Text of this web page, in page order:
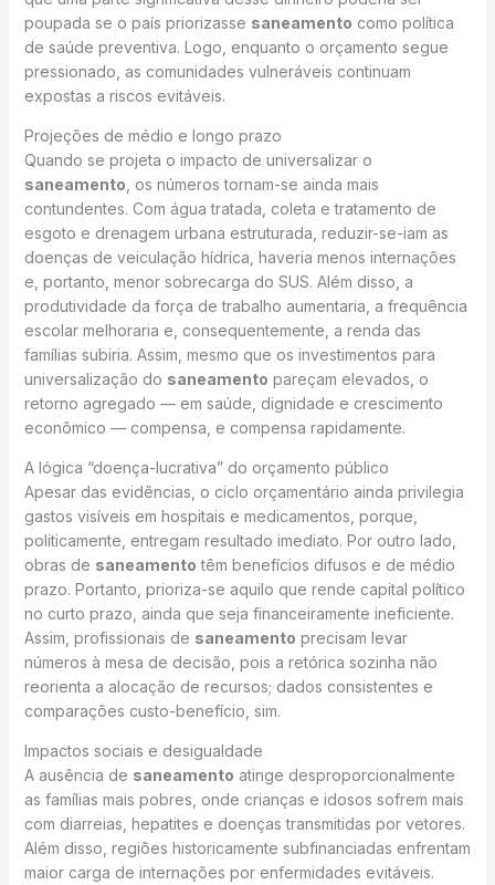
poupada se o país priorizasse saneamento como política
de saúde preventiva. Logo, enquanto o orçamento segue
pressionado, as comunidades vulneráveis continuam
expostas a riscos evitáveis.
Projeções de médio e longo prazo
Quando se projeta o impacto de universalizar o
saneamento , os números tornam-se ainda mais
contundentes. Com água tratada, coleta e tratamento de
esgoto e drenagem urbana estruturada, reduzir-se-iam as
doenças de veiculação hídrica, haveria menos internações
e, portanto, menor sobrecarga do SUS. Além disso, a
produtividade da força de trabalho aumentaria, a frequência
escolar melhoraria e, consequentemente, a renda das
famílias subiria. Assim, mesmo que os investimentos para
universalização do saneamento pareçam elevados, o
retorno agregado — em saúde, dignidade e crescimento
econômico — compensa, e compensa rapidamente.
A lógica “doença-lucrativa” do orçamento público
Apesar das evidências, o ciclo orçamentário ainda privilegia
gastos visíveis em hospitais e medicamentos, porque,
politicamente, entregam resultado imediato. Por outro lado,
obras de saneamento têm benefícios difusos e de médio
prazo. Portanto, prioriza-se aquilo que rende capital político
no curto prazo, ainda que seja financeiramente ineficiente.
Assim, profissionais de saneamento precisam levar
números à mesa de decisão, pois a retórica sozinha não
reorienta a alocação de recursos; dados consistentes e
comparações custo-benefício, sim.
Impactos sociais e desigualdade
A ausência de saneamento atinge desproporcionalmente
as famílias mais pobres, onde crianças e idosos sofrem mais
com diarreias, hepatites e doenças transmitidas por vetores.
Além disso, regiões historicamente subfinanciadas enfrentam
maior carga de internações por enfermidades evitáveis.